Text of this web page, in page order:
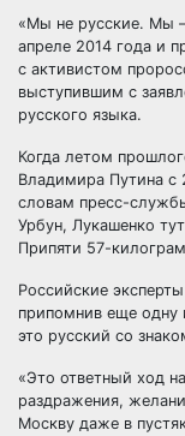
«Мы не русские. Мы
апреле 2014 года и
с активистом
выступившим с
русского языка.
Когда летом
Владимира Путина
словам пресс-
Урбун, Лукашенко
Припяти 57-
Российские
припомнив еще одну
это русский со
«Это ответный ход
раздражения,
Москву даже в